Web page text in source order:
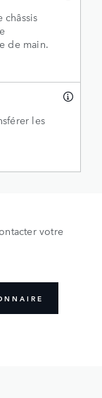
de main.
les
votre